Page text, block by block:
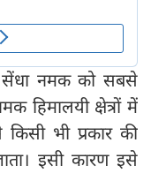
सेंधा नमक को सबसे
हिमालयी क्षेत्रों में
भी प्रकार की
इसी कारण इसे